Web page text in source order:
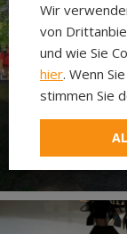
Neuer
Wir
von
und wie Sie
hier. Wenn
stimmen Sie